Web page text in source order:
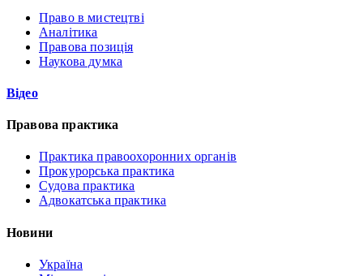
Право в мистецтві
Аналітика
Правова позиція
Наукова думка
Відео
Правова практика
Практика правоохоронних органів
Прокурорська практика
Судова практика
Адвокатська практика
Новини
Україна